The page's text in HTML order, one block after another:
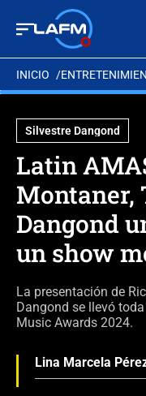
INICIO
Silvestre Dangond
Latin
Montaner,
Dangond
un show
La presentación de
Dangond se llevó
Music Awards 2024.
Lina Marcela